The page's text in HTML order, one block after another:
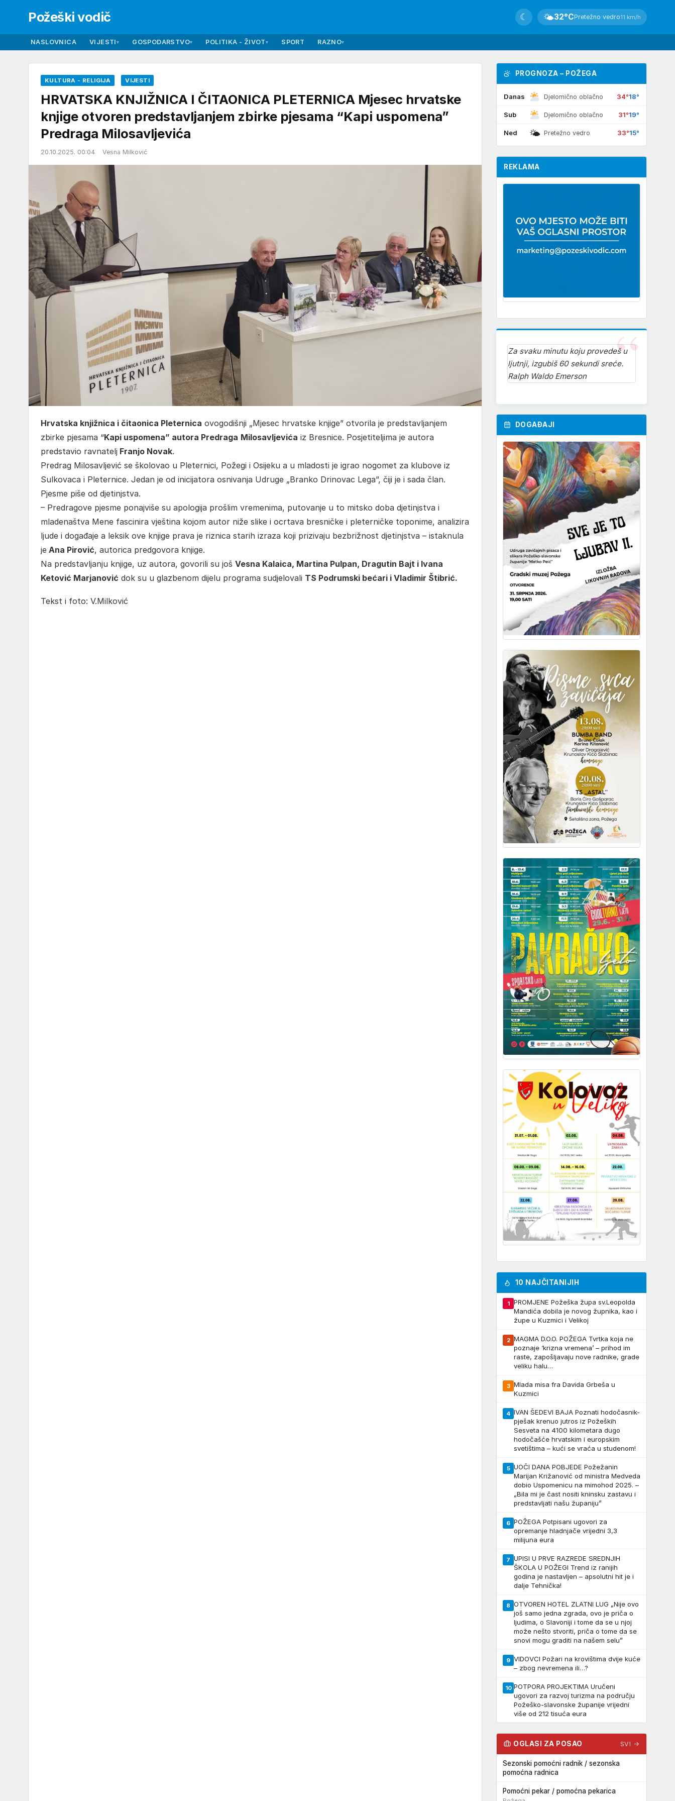
Požeški vodič 🌤32°CPretežno vedro11 km/h
☾
NASLOVNICA VIJESTI▾ GOSPODARSTVO▾ POLITIKA - ŽIVOT▾ SPORT RAZNO▾
KULTURA - RELIGIJA VIJESTI
HRVATSKA KNJIŽNICA I ČITAONICA PLETERNICA Mjesec hrvatske
knjige otvoren predstavljanjem zbirke pjesama “Kapi uspomena”
Predraga Milosavljevića
20.10.2025. 00:04 Vesna Milković
Hrvatska knjižnica i čitaonica Pleternica ovogodišnji „Mjesec hrvatske knjige” otvorila je predstavljanjem
zbirke pjesama “Kapi uspomena” autora Predraga Milosavljevića iz Bresnice. Posjetiteljima je autora
predstavio ravnatelj Franjo Novak.
Predrag Milosavljević se školovao u Pleternici, Požegi i Osijeku a u mladosti je igrao nogomet za klubove iz
Sulkovaca i Pleternice. Jedan je od inicijatora osnivanja Udruge „Branko Drinovac Lega”, čiji je i sada član.
Pjesme piše od djetinjstva.
– Predragove pjesme ponajviše su apologija prošlim vremenima, putovanje u to mitsko doba djetinjstva i
mladenaštva Mene fascinira vještina kojom autor niže slike i ocrtava bresničke i pleterničke toponime, analizira
ljude i događaje a leksik ove knjige prava je riznica starih izraza koji prizivaju bezbrižnost djetinjstva – istaknula
je Ana Pirović, autorica predgovora knjige.
Na predstavljanju knjige, uz autora, govorili su još Vesna Kalaica, Martina Pulpan, Dragutin Bajt i Ivana
Ketović Marjanović dok su u glazbenom dijelu programa sudjelovali TS Podrumski bećari i Vladimir Štibrić.
Tekst i foto: V.Milković
PROGNOZA – POŽEGA
Danas Djelomično oblačno 34°18°
Sub Djelomično oblačno 31°19°
Ned 🌤 Pretežno vedro 33°15°
REKLAMA
Za svaku minutu koju provedeš u
ljutnji, izgubiš 60 sekundi sreće.
Ralph Waldo Emerson
DOGAĐAJI
10 NAJČITANIJIH
1
PROMJENE Požeška župa sv.Leopolda
Mandića dobila je novog župnika, kao i
župe u Kuzmici i Velikoj
2 MAGMA D.O.O. POŽEGA Tvrtka koja ne
poznaje ‘krizna vremena’ – prihod im
raste, zapošljavaju nove radnike, grade
veliku halu…
3 Mlada misa fra Davida Grbeša u
Kuzmici
4 IVAN ŠEDEVI BAJA Poznati hodočasnik-
pješak krenuo jutros iz Požeških
Sesveta na 4100 kilometara dugo
hodočašće hrvatskim i europskim
svetištima – kući se vraća u studenom!
5 UOČI DANA POBJEDE Požežanin
Marijan Križanović od ministra Medveda
dobio Uspomenicu na mimohod 2025. –
„Bila mi je čast nositi kninsku zastavu i
predstavljati našu županiju”
6 POŽEGA Potpisani ugovori za
opremanje hladnjače vrijedni 3,3
milijuna eura
7 UPISI U PRVE RAZREDE SREDNJIH
ŠKOLA U POŽEGI Trend iz ranijih
godina je nastavljen – apsolutni hit je i
dalje Tehnička!
8 OTVOREN HOTEL ZLATNI LUG „Nije ovo
još samo jedna zgrada, ovo je priča o
ljudima, o Slavoniji i tome da se u njoj
može nešto stvoriti, priča o tome da se
snovi mogu graditi na našem selu”
9 VIDOVCI Požari na krovištima dvije kuće
– zbog nevremena ili…?
10 POTPORA PROJEKTIMA Uručeni
ugovori za razvoj turizma na području
Požeško-slavonske županije vrijedni
više od 212 tisuća eura
OGLASI ZA POSAO SVI →
Sezonski pomoćni radnik / sezonska
pomoćna radnica
Pomoćni pekar / pomoćna pekarica